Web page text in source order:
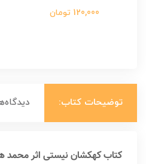
120,000 تومان
توضیحات کتاب:
کتاب کهکشان نیستی اثر محمد